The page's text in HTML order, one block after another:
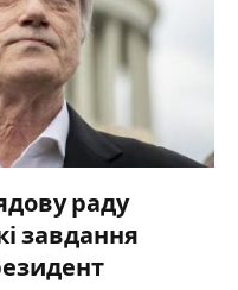
раду
завдання